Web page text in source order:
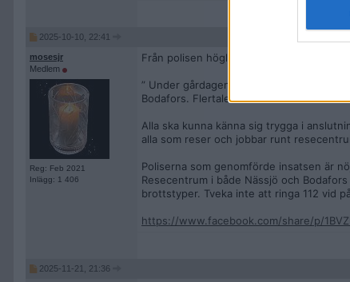
2025-10-10, 22:41
mosesjr
Medlem
Reg: Feb 2021
Inlägg: 1 406
Från polisen höglandets Facebook sida
” Under gårdagen genomförde
Bodafors. Flertalet individer
Alla ska kunna känna sig trygga i
alla som reser och jobbar runt
Poliserna som genomförde insatsen är
Resecentrum i både Nässjö och
brottstyper. Tveka inte att ringa 112 vid
https://www.facebook.com/share/p/
2025-11-21, 21:36